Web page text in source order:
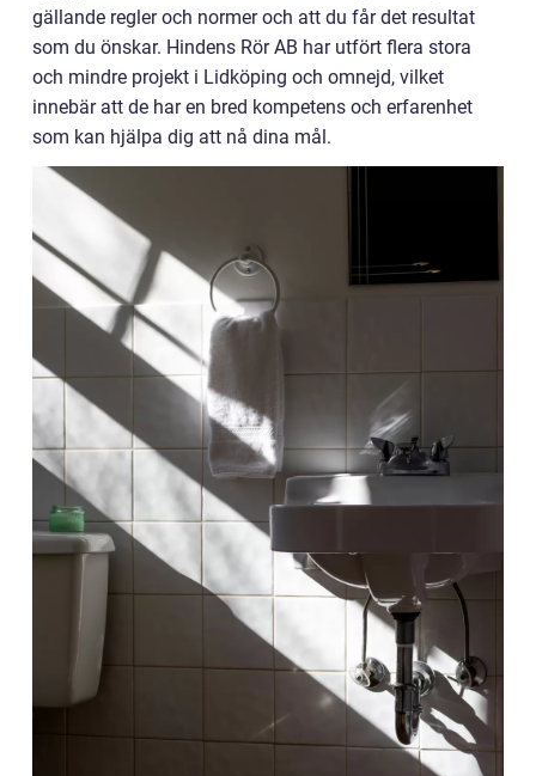
gällande regler och normer och att du får det resultat
som du önskar. Hindens Rör AB har utfört flera stora
och mindre projekt i Lidköping och omnejd, vilket
innebär att de har en bred kompetens och erfarenhet
som kan hjälpa dig att nå dina mål.